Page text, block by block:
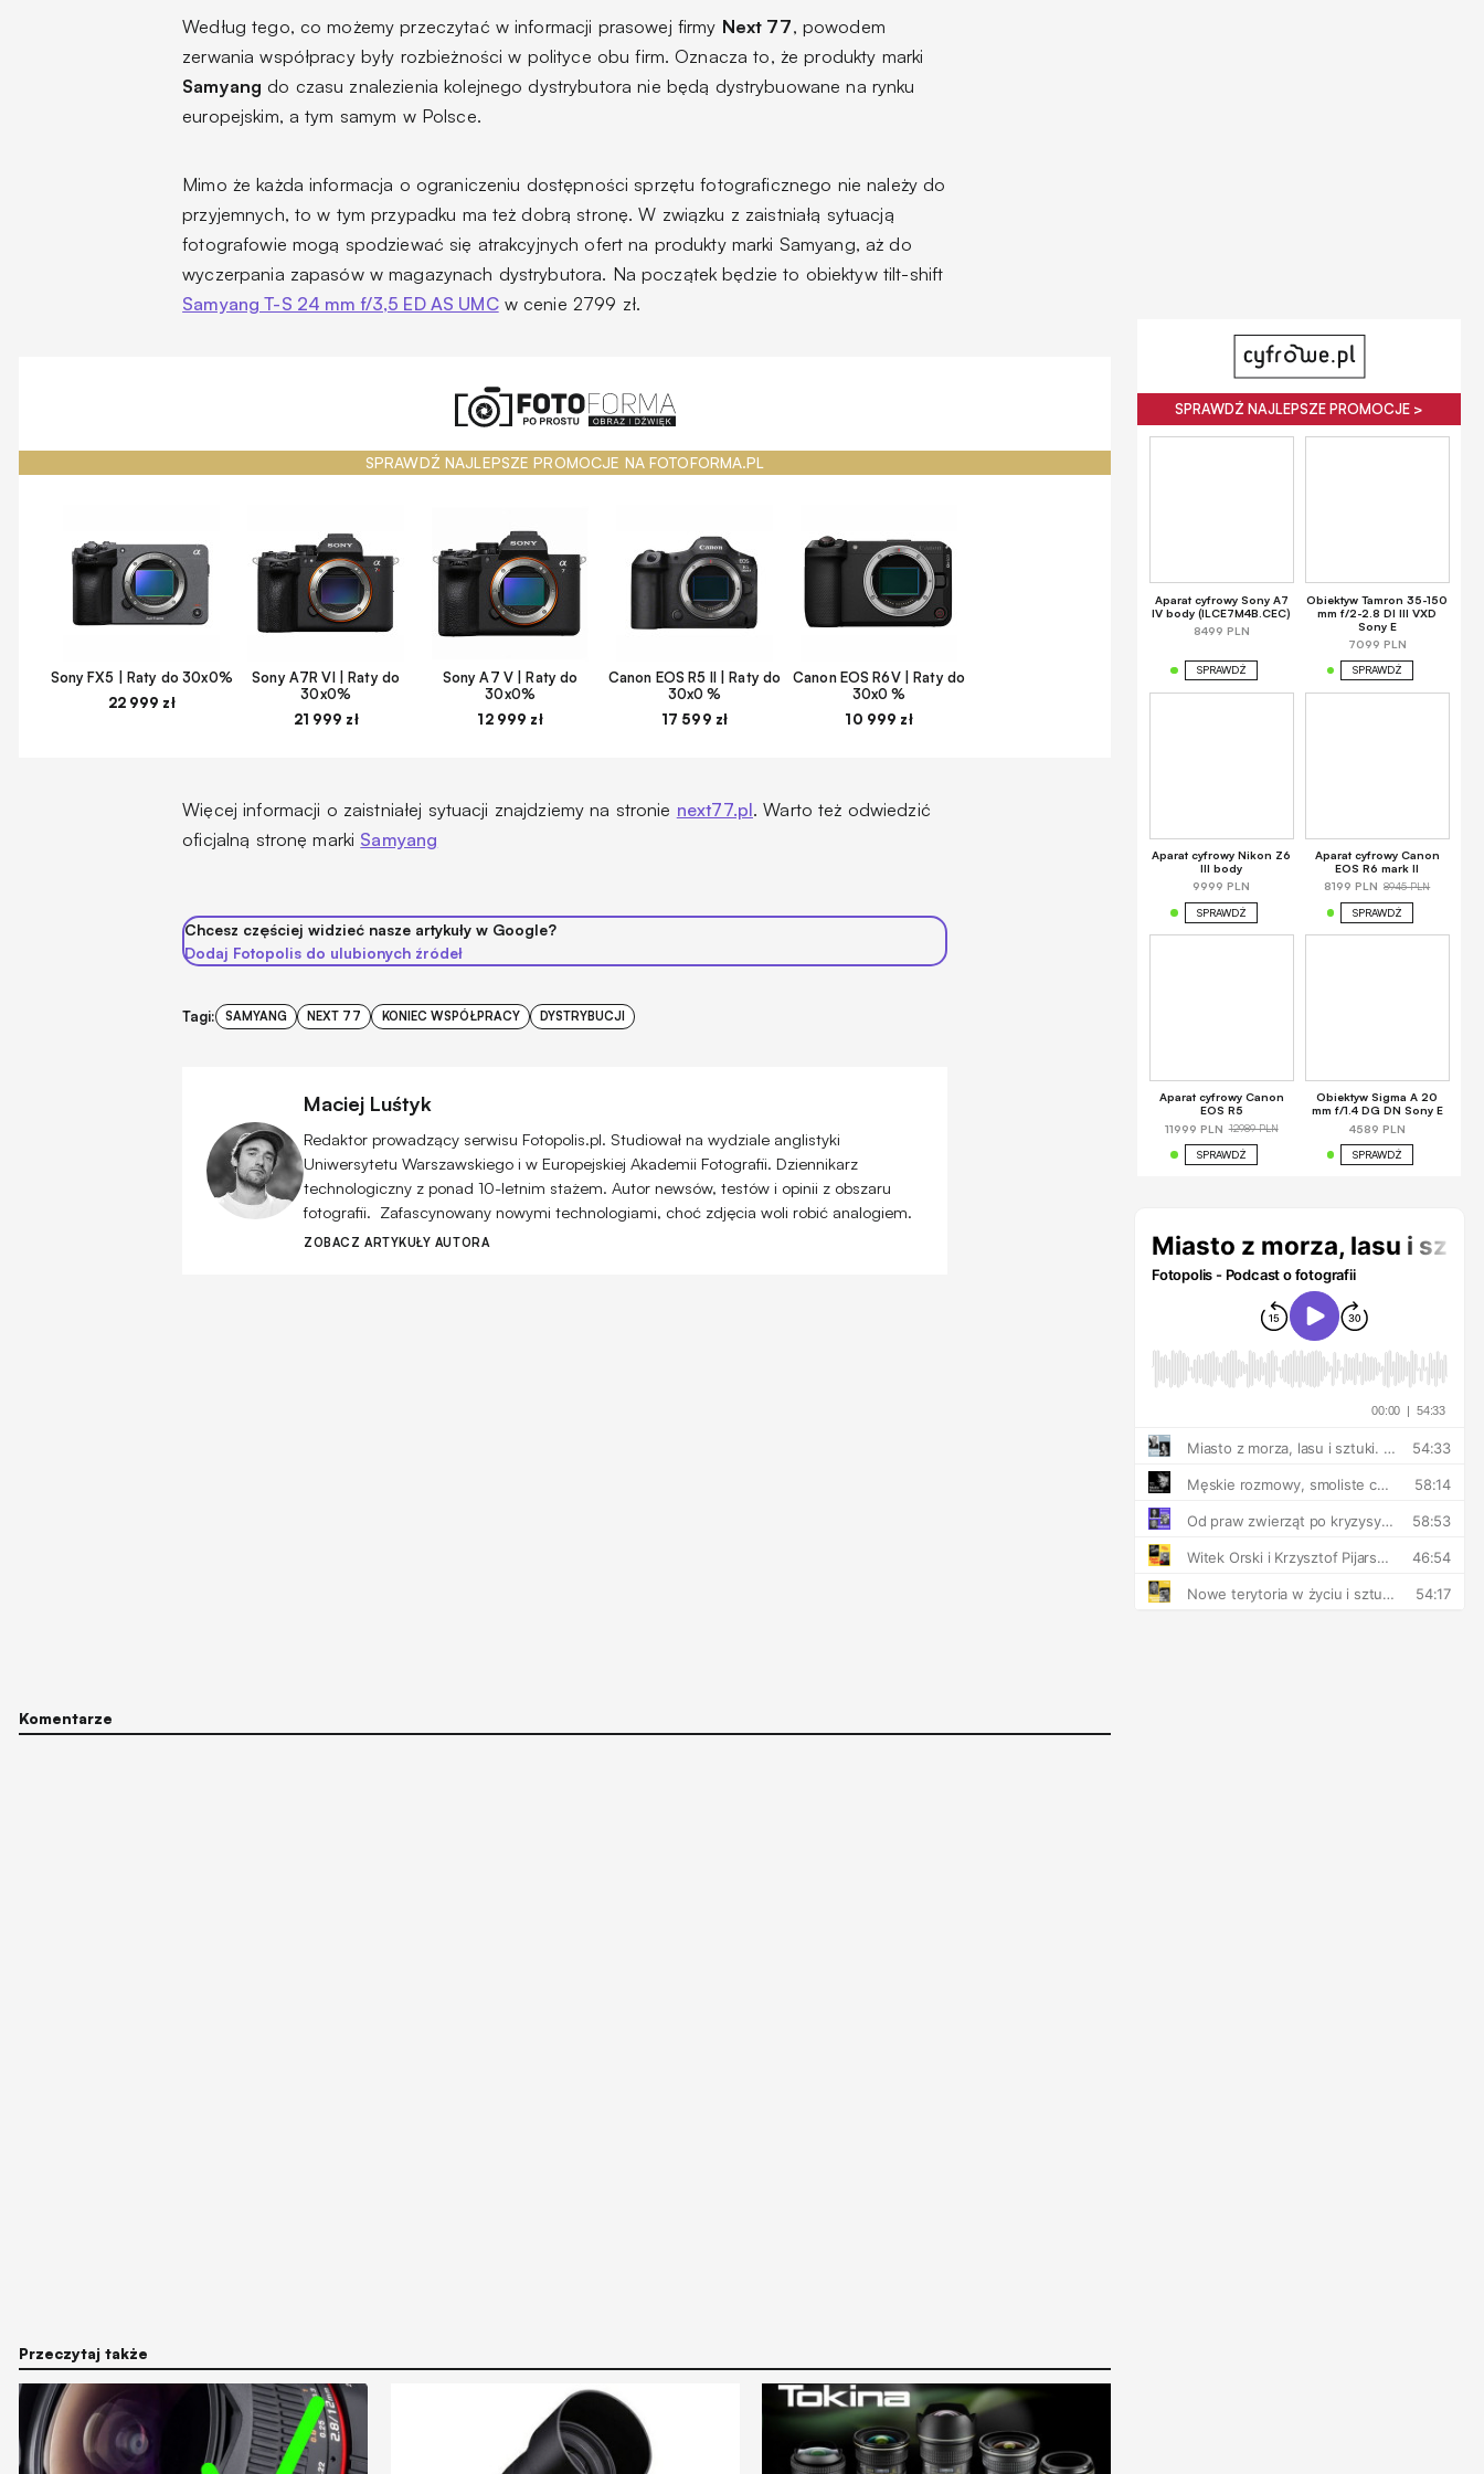
Według tego, co możemy przeczytać w informacji prasowej firmy Next 77, powodem
zerwania współpracy były rozbieżności w polityce obu firm. Oznacza to, że produkty marki
Samyang do czasu znalezienia kolejnego dystrybutora nie będą dystrybuowane na rynku
europejskim, a tym samym w Polsce.
Mimo że każda informacja o ograniczeniu dostępności sprzętu fotograficznego nie należy do
przyjemnych, to w tym przypadku ma też dobrą stronę. W związku z zaistniałą sytuacją
fotografowie mogą spodziewać się atrakcyjnych ofert na produkty marki Samyang, aż do
wyczerpania zapasów w magazynach dystrybutora. Na początek będzie to obiektyw tilt-shift
Samyang T-S 24 mm f/3,5 ED AS UMCw cenie 2799 zł.
SPRAWDŹ NAJLEPSZE PROMOCJE NA FOTOFORMA.PL
Sony FX5 | Raty do 30x0%
22 999 zł
Sony A7R VI | Raty do
30x0%
21 999 zł
Sony A7 V | Raty do
30x0%
12 999 zł
Canon EOS R5 II | Raty do
30x0 %
17 599 zł
Canon EOS R6V | Raty do
30x0 %
10 999 zł
Więcej informacji o zaistniałej sytuacji znajdziemy na stronie next77.pl. Warto też odwiedzić
oficjalną stronę marki Samyang
Chcesz częściej widzieć nasze artykuły w Google?
Dodaj Fotopolis do ulubionych źródeł
Tagi: SAMYANG NEXT 77 KONIEC WSPÓŁPRACY DYSTRYBUCJI
Maciej Luśtyk
Redaktor prowadzący serwisu Fotopolis.pl. Studiował na wydziale anglistyki
Uniwersytetu Warszawskiego i w Europejskiej Akademii Fotografii. Dziennikarz
technologiczny z ponad 10-letnim stażem. Autor newsów, testów i opinii z obszaru
fotografii. Zafascynowany nowymi technologiami, choć zdjęcia woli robić analogiem.
ZOBACZ ARTYKUŁY AUTORA
Komentarze
Przeczytaj także
SPRAWDŹ NAJLEPSZE PROMOCJE >
Aparat cyfrowy Sony A7
IV body (ILCE7M4B.CEC)
8499 PLN
SPRAWDŹ
Obiektyw Tamron 35-150
mm f/2-2.8 DI III VXD
Sony E
7099 PLN
SPRAWDŹ
Aparat cyfrowy Nikon Z6
III body
9999 PLN
SPRAWDŹ
Aparat cyfrowy Canon
EOS R6 mark II
8199 PLN 8945 PLN
SPRAWDŹ
Aparat cyfrowy Canon
EOS R5
11999 PLN 12989 PLN
SPRAWDŹ
Obiektyw Sigma A 20
mm f/1.4 DG DN Sony E
4589 PLN
SPRAWDŹ